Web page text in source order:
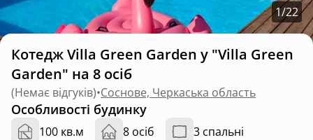
1/22
Котедж Villa Green Garden у "Villa Green
Garden" на 8 осіб
(Немає відгуків)•Соснове, Черкаська область
Особливості будинку
100 кв.м 8 осіб
3 спальні